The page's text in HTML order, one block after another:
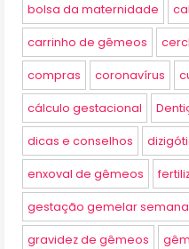
bolsa da maternidade
carrinho de gêmeos
compras coronavírus
cálculo gestacional
dicas e conselhos
enxoval de gêmeos
gestação gemelar
gravidez de gêmeos